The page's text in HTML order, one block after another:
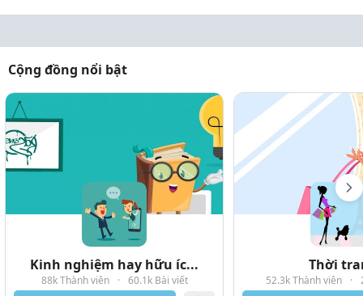
Cộng đồng nổi bật
Kinh nghiệm hay hữu íc...
88k Thành viên · 60.1k Bài viết
Thời
52.3k Thành viên ·